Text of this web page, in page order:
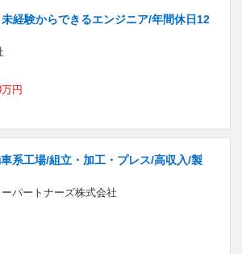
未経験からできるエンジニア/年間休日12
円
車系工場/組立・加工・プレス/高収入/製
パートナーズ株式会社